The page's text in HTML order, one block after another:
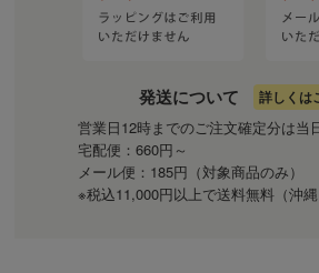
発送について 詳しくは
営業日12時までのご注文確定分は当
宅配便：660円～
メール便：185円（対象商品のみ）
※税込11,000円以上で送料無料（沖縄